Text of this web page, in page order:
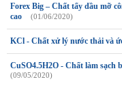
Forex Big – Chất tẩy dầu mỡ
cao
(01/06/2020)
KCl - Chất xử lý nước thải và
CuSO4.5H2O - Chất làm sạch
(09/05/2020)